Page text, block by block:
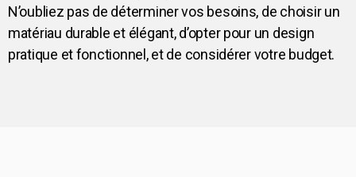
N’oubliez pas de déterminer vos besoins, de choisir un
matériau durable et élégant, d’opter pour un design
pratique et fonctionnel, et de considérer votre budget.